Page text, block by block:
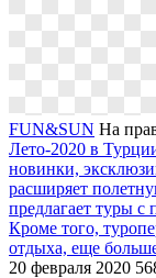
FUN&SUN На
Лето-2020 в
новинки,
расширяет
предлагает туры
Кроме того,
отдыха, еще
20 февраля 2020